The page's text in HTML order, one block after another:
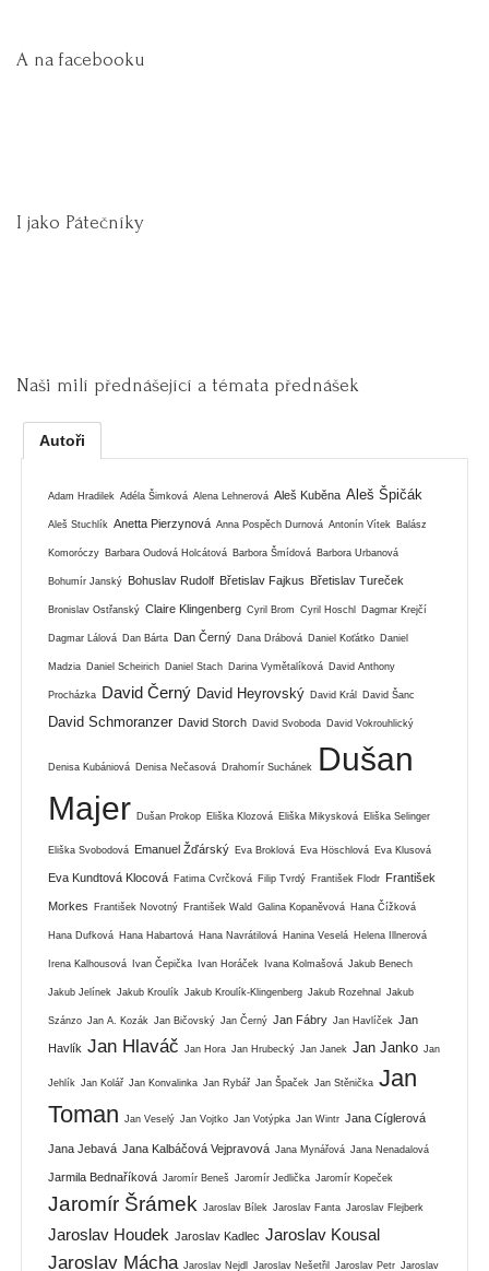
A na facebooku
I jako Pátečníky
Naši milí přednášející a témata přednášek
Autoři
Adam Hradilek Adéla Šimková Alena Lehnerová Aleš Kuběna Aleš Špičák
Aleš Stuchlík Anetta Pierzynová Anna Pospěch Durnová Antonín Vítek Balász
Komoróczy Barbara Oudová Holcátová Barbora Šmídová Barbora Urbanová
Bohumír Janský Bohuslav Rudolf Břetislav Fajkus Břetislav Tureček
Bronislav Ostřanský Claire Klingenberg Cyril Brom Cyril Hoschl Dagmar Krejčí
Dagmar Lálová Dan Bárta Dan Černý Dana Drábová Daniel Koťátko Daniel
Madzia Daniel Scheirich Daniel Stach Darina Vymětalíková David Anthony
Procházka David Černý David Heyrovský David Král David Šanc
David Schmoranzer David Storch David Svoboda David Vokrouhlický
Denisa Kubániová Denisa Nečasová Drahomír Suchánek
Dušan
Majer Dušan Prokop Eliška Klozová Eliška Mikysková Eliška Selinger
Eliška Svobodová Emanuel Žďárský Eva Broklová Eva Höschlová Eva Klusová
Eva Kundtová Klocová Fatima Cvrčková Filip Tvrdý František Flodr František
Morkes František Novotný František Wald Galina Kopaněvová Hana Čížková
Hana Dufková Hana Habartová Hana Navrátilová Hanina Veselá Helena Illnerová
Irena Kalhousová Ivan Čepička Ivan Horáček Ivana Kolmašová Jakub Benech
Jakub Jelínek Jakub Kroulík Jakub Kroulík-Klingenberg Jakub Rozehnal Jakub
Szánzo Jan A. Kozák Jan Bičovský Jan Černý Jan Fábry Jan Havlíček Jan
Havlík Jan Hlaváč Jan Hora Jan Hrubecký Jan Janek Jan Janko Jan
Jehlík Jan Kolář Jan Konvalinka Jan Rybář Jan Špaček Jan Stěnička Jan
Toman
Jan Veselý Jan Vojtko Jan Votýpka Jan Wintr Jana Cíglerová
Jana Jebavá Jana Kalbáčová Vejpravová Jana Mynářová Jana Nenadalová
Jarmila Bednaříková Jaromír Beneš Jaromír Jedlička Jaromír Kopeček
Jaromír Šrámek Jaroslav Bílek Jaroslav Fanta Jaroslav Flejberk
Jaroslav Houdek Jaroslav Kadlec Jaroslav Kousal
Jaroslav Mácha Jaroslav Nejdl Jaroslav Nešetřil Jaroslav Petr Jaroslav